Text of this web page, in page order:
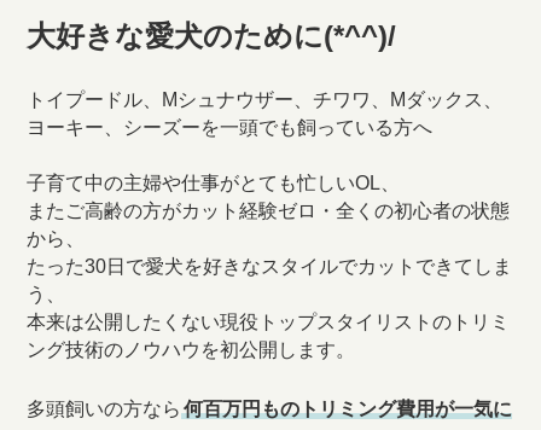
大好きな愛犬のために(*^^)/
トイプードル、Mシュナウザー、チワワ、Mダックス、
ヨーキー、シーズーを一頭でも飼っている方へ
子育て中の主婦や仕事がとても忙しいOL、
またご高齢の方がカット経験ゼロ・全くの初心者の状態
から、
たった30日で愛犬を好きなスタイルでカットできてしま
う、
本来は公開したくない現役トップスタイリストのトリミ
ング技術のノウハウを初公開します。
多頭飼いの方なら何百万円ものトリミング費用が一気に